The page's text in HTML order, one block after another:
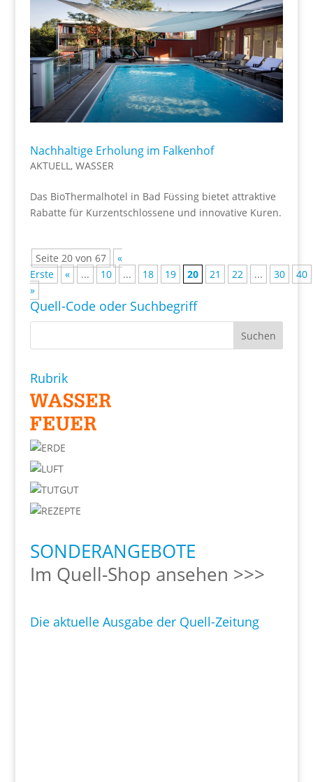
Nachhaltige Erholung im Falkenhof
AKTUELL, WASSER
Das BioThermalhotel in Bad Füssing bietet attraktive
Rabatte für Kurzentschlossene und innovative Kuren.
Seite 20 von 67
«
Erste
« ... 10 ... 18 19 20 21 22 ... 30
40
»
Quell-Code oder Suchbegriff
Rubrik
SONDERANGEBOTE
Im Quell-Shop ansehen >>>
Die aktuelle Ausgabe der Quell-Zeitung